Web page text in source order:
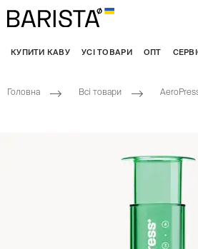
КУПИТИ КАВУ УСІ ТОВАРИ ОПТ
Головна Всі товари